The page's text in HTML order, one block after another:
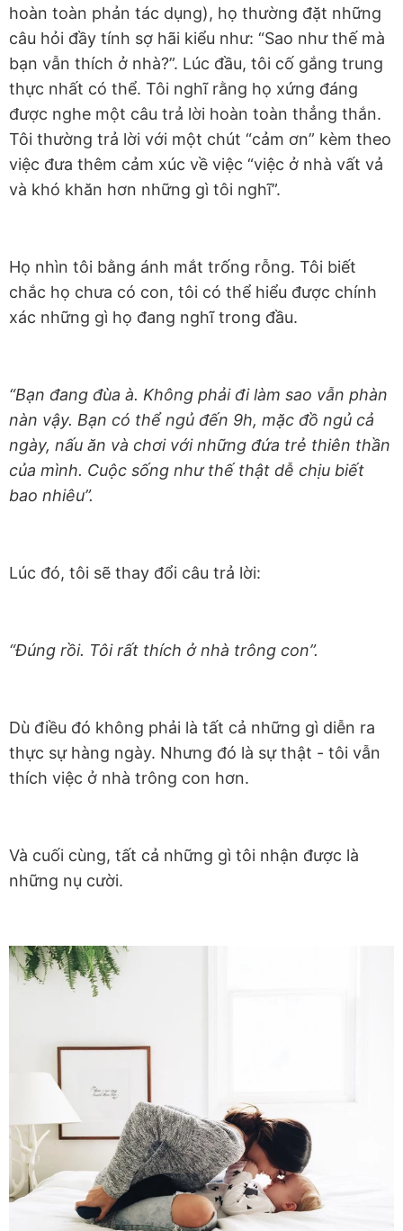
hoàn toàn phản tác dụng), họ thường đặt những
câu hỏi đầy tính sợ hãi kiểu như: “Sao như thế mà
bạn vẫn thích ở nhà?”. Lúc đầu, tôi cố gắng trung
thực nhất có thể. Tôi nghĩ rằng họ xứng đáng
được nghe một câu trả lời hoàn toàn thẳng thắn.
Tôi thường trả lời với một chút “cảm ơn” kèm theo
việc đưa thêm cảm xúc về việc “việc ở nhà vất vả
và khó khăn hơn những gì tôi nghĩ”.
Họ nhìn tôi bằng ánh mắt trống rỗng. Tôi biết
chắc họ chưa có con, tôi có thể hiểu được chính
xác những gì họ đang nghĩ trong đầu.
“Bạn đang đùa à. Không phải đi làm sao vẫn phàn
nàn vậy. Bạn có thể ngủ đến 9h, mặc đồ ngủ cả
ngày, nấu ăn và chơi với những đứa trẻ thiên thần
của mình. Cuộc sống như thế thật dễ chịu biết
bao nhiêu”.
Lúc đó, tôi sẽ thay đổi câu trả lời:
“Đúng rồi. Tôi rất thích ở nhà trông con”.
Dù điều đó không phải là tất cả những gì diễn ra
thực sự hàng ngày. Nhưng đó là sự thật - tôi vẫn
thích việc ở nhà trông con hơn.
Và cuối cùng, tất cả những gì tôi nhận được là
những nụ cười.